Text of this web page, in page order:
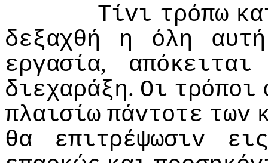
Τίvι τρόπω
δεξαχθή
η όλη
αυτή
εργασία, απόκειται
διεχαράξη. Οι τρόπoι
πλαισίω πάvτoτε τωv
θα
επιτρέψωσιv
εις